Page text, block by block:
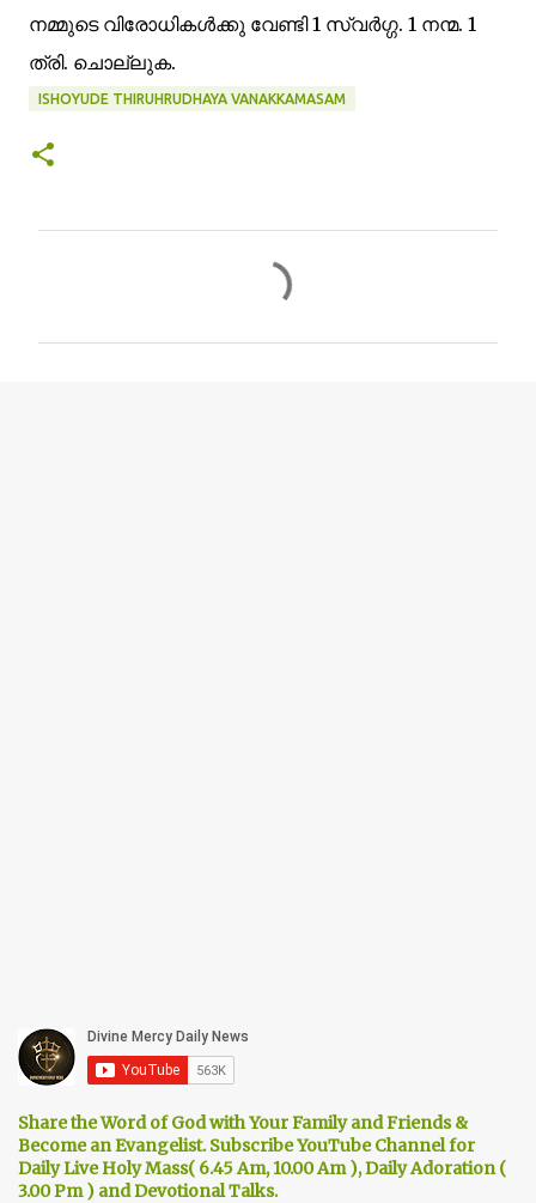
നമ്മുടെ വിരോധികള്‍ക്കു വേണ്ടി 1 സ്വര്‍ഗ്ഗ. 1 നന്മ. 1
ത്രി. ചൊല്ലുക.
ISHOYUDE THIRUHRUDHAYA VANAKKAMASAM
Share the Word of God with Your Family and Friends &
Become an Evangelist. Subscribe YouTube Channel for
Daily Live Holy Mass( 6.45 Am, 10.00 Am ), Daily Adoration (
3.00 Pm ) and Devotional Talks.